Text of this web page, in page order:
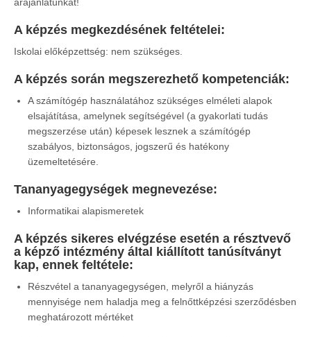
árajánlatunkat!
A képzés megkezdésének feltételei:
Iskolai előképzettség: nem szükséges.
A képzés során megszerezhető kompetenciák:
A számítógép használatához szükséges elméleti alapok
elsajátítása, amelynek segítségével (a gyakorlati tudás
megszerzése után) képesek lesznek a számítógép
szabályos, biztonságos, jogszerű és hatékony
üzemeltetésére.
Tananyagegységek megnevezése:
Informatikai alapismeretek
A képzés sikeres elvégzése esetén a résztvevő
a képző intézmény által kiállított tanúsítványt
kap, ennek feltétele:
Részvétel a tananyagegységen, melyről a hiányzás
mennyisége nem haladja meg a felnőttképzési szerződésben
meghatározott mértéket